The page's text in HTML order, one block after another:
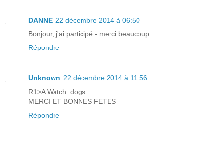
DANNE 22 décembre 2014 à 06:50
Bonjour, j'ai participé - merci beaucoup
Répondre
Unknown 22 décembre 2014 à 11:56
R1>A Watch_dogs
MERCI ET BONNES FETES
Répondre